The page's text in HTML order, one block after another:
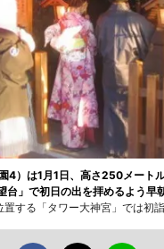
4）は1月1日、高さ250メート
」で初日の出を拝めるよう早
する「タワー大神宮」では初